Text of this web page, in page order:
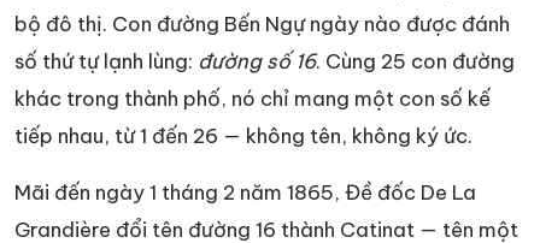
bộ đô thị. Con đường Bến Ngự ngày nào được đánh
số thứ tự lạnh lùng: đường số 16. Cùng 25 con đường
khác trong thành phố, nó chỉ mang một con số kế
tiếp nhau, từ 1 đến 26 — không tên, không ký ức.
Mãi đến ngày 1 tháng 2 năm 1865, Đề đốc De La
Grandière đổi tên đường 16 thành Catinat — tên một